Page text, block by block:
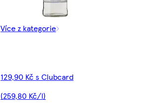
Více z kategorie
129,90 Kč s Clubcard
(259,80 Kč/l)